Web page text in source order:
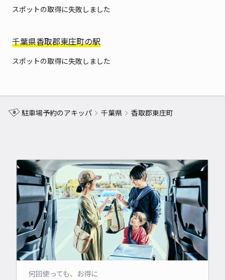
スポットの取得に失敗しました
千葉県香取郡東庄町の駅
スポットの取得に失敗しました
駐車場予約のアキッパ 千葉県 香取郡東庄町
何回使っても、お得に